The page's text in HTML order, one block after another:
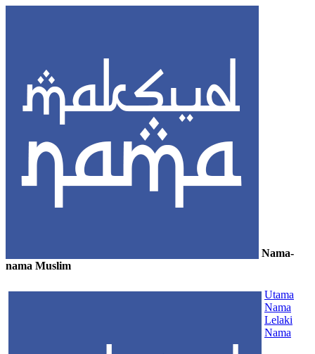
Nama-
nama Muslim
Utama
Nama
Lelaki
Nama